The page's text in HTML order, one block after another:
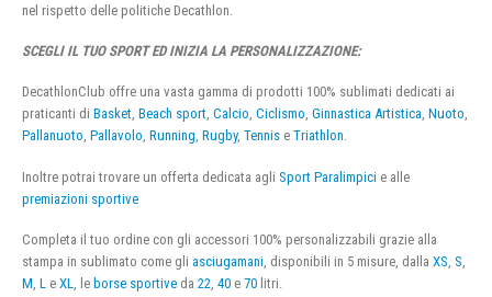
nel rispetto delle politiche Decathlon.
SCEGLI IL TUO SPORT ED INIZIA LA PERSONALIZZAZIONE:
DecathlonClub offre una vasta gamma di prodotti 100% sublimati dedicati ai
praticanti di Basket, Beach sport, Calcio, Ciclismo, Ginnastica Artistica, Nuoto,
Pallanuoto, Pallavolo, Running, Rugby, Tennis e Triathlon.
Inoltre potrai trovare un offerta dedicata agli Sport Paralimpici e alle
premiazioni sportive
Completa il tuo ordine con gli accessori 100% personalizzabili grazie alla
stampa in sublimato come gli asciugamani , disponibili in 5 misure, dalla XS S
M L e XL , le borse sportive da 22 40 e 70 litri.